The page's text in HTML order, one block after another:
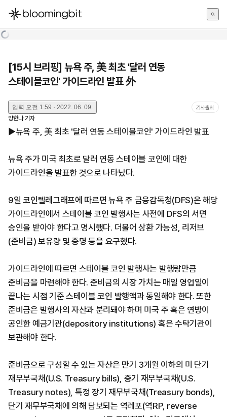
한국어
[15시 브리핑] 뉴욕 주, 美 최초 '달러 연동
스테이블코인' 가이드라인 발표 外
입력 오전 1:59 · 2022. 06. 09. 기사출처
양한나 기자
▶뉴욕 주, 美 최초 '달러 연동 스테이블코인' 가이드라인 발표
뉴욕 주가 미국 최초로 달러 연동 스테이블 코인에 대한
가이드라인을 발표한 것으로 나타났다.
9일 코인텔레그래프에 따르면 뉴욕 주 금융감독청(DFS)은 해당
가이드라인에서 스테이블 코인 발행사는 사전에 DFS의 서면
승인을 받아야 한다고 명시했다. 더불어 상환 가능성, 리저브
(준비금) 보유량 및 증명 등을 요구했다.
가이드라인에 따르면 스테이블 코인 발행사는 발행량만큼
준비금을 마련해야 한다. 준비금의 시장 가치는 매일 영업일이
끝나는 시점 기준 스테이블 코인 발행액과 동일해야 한다. 또한
준비금은 발행사의 자산과 분리돼야 하며 미국 주 혹은 연방이
공인한 예금기관(depository institutions) 혹은 수탁기관이
보관해야 한다.
준비금으로 구성할 수 있는 자산은 만기 3개월 이하의 미 단기
재무부국채(U.S. Treasury bills), 중기 재무부국채(U.S.
Treasury notes), 특정 장기 재무부국채(Treasury bonds),
단기 재무부국채에 의해 담보되는 역레포(역RP, reverse